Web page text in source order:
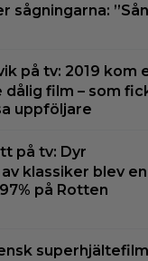
sågningarna:
på tv: 2019 kom
dålig film – som
uppföljare
på tv: Dyr
klassiker blev en
på Rotten
superhjältefilm